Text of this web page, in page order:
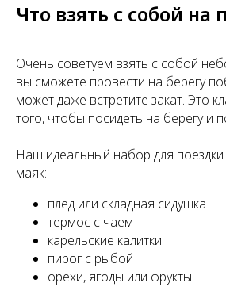
Что взять с собой на
Очень советуем взять с собой
вы сможете провести на берегу
может даже встретите закат. Это
того, чтобы посидеть на берегу и
Наш идеальный набор для
маяк:
плед или складная сидушка
термос с чаем
карельские калитки
пирог с рыбой
орехи, ягоды или фрукты